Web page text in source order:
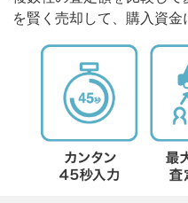
を賢く売却して、購入資金